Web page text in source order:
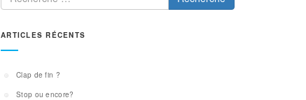
ARTICLES RÉCENTS
Clap de fin ?
Stop ou encore?